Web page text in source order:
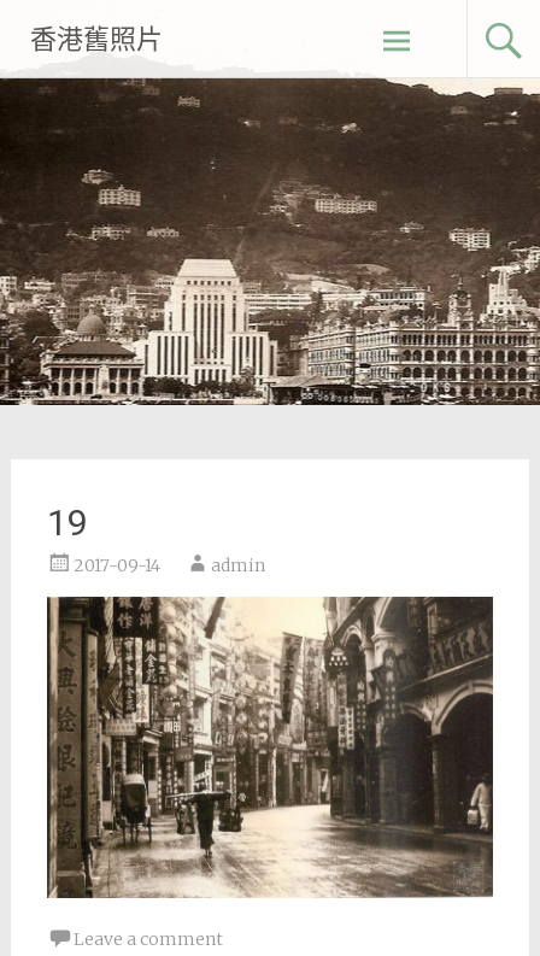
content
香港舊照片
19
2017-09-14 admin
Leave a comment